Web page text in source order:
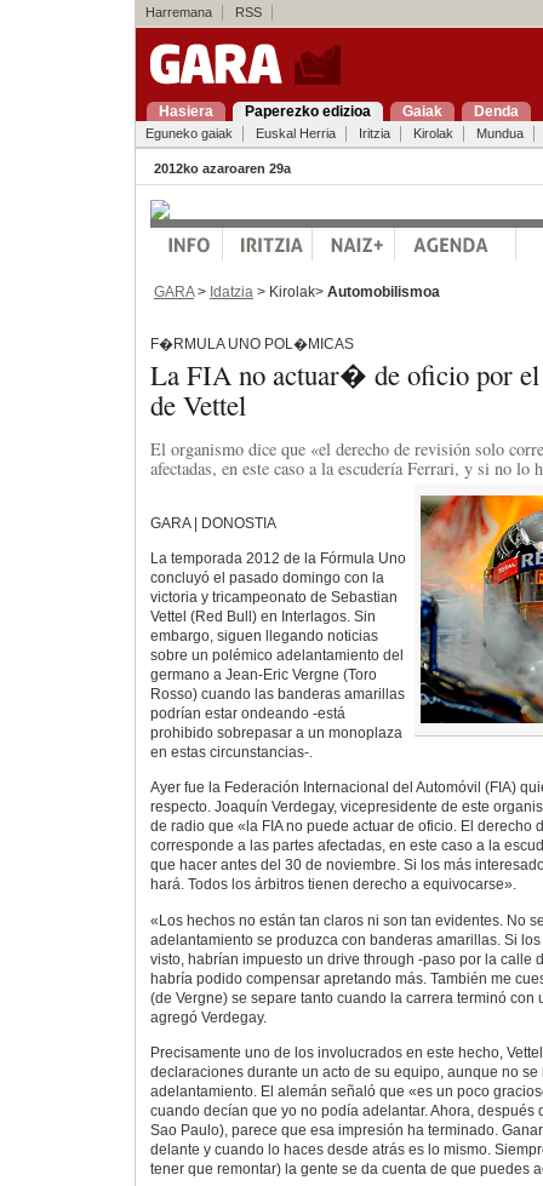
Harremana RSS
Hasiera Paperezko edizioa Gaiak Denda
Eguneko gaiak Euskal Herria Iritzia Kirolak Mundua
2012ko azaroaren 29a
GARA> Idatzia > Kirolak> Automobilismoa
F�RMULA UNO POL�MICAS
La FIA no actuar� de oficio por el
de Vettel
El organismo dice que «el derecho de revisión solo
afectadas, en este caso a la escudería Ferrari, y si no lo
GARA | DONOSTIA
La temporada 2012 de la Fórmula Uno
concluyó el pasado domingo con la
victoria y tricampeonato de Sebastian
Vettel (Red Bull) en Interlagos. Sin
embargo, siguen llegando noticias
sobre un polémico adelantamiento del
germano a Jean-Eric Vergne (Toro
Rosso) cuando las banderas amarillas
podrían estar ondeando -está
prohibido sobrepasar a un monoplaza
en estas circunstancias-.
Ayer fue la Federación Internacional del Automóvil (FIA)
respecto. Joaquín Verdegay, vicepresidente de este
de radio que «la FIA no puede actuar de oficio. El derecho
corresponde a las partes afectadas, en este caso a la
que hacer antes del 30 de noviembre. Si los más
hará. Todos los árbitros tienen derecho a equivocarse».
«Los hechos no están tan claros ni son tan evidentes. No
adelantamiento se produzca con banderas amarillas. Si
visto, habrían impuesto un drive through -paso por la calle
habría podido compensar apretando más. También me
(de Vergne) se separe tanto cuando la carrera terminó con
agregó Verdegay.
Precisamente uno de los involucrados en este hecho,
declaraciones durante un acto de su equipo, aunque no se
adelantamiento. El alemán señaló que «es un poco
cuando decían que yo no podía adelantar. Ahora, después
Sao Paulo), parece que esa impresión ha terminado.
delante y cuando lo haces desde atrás es lo mismo.
tener que remontar) la gente se da cuenta de que puedes